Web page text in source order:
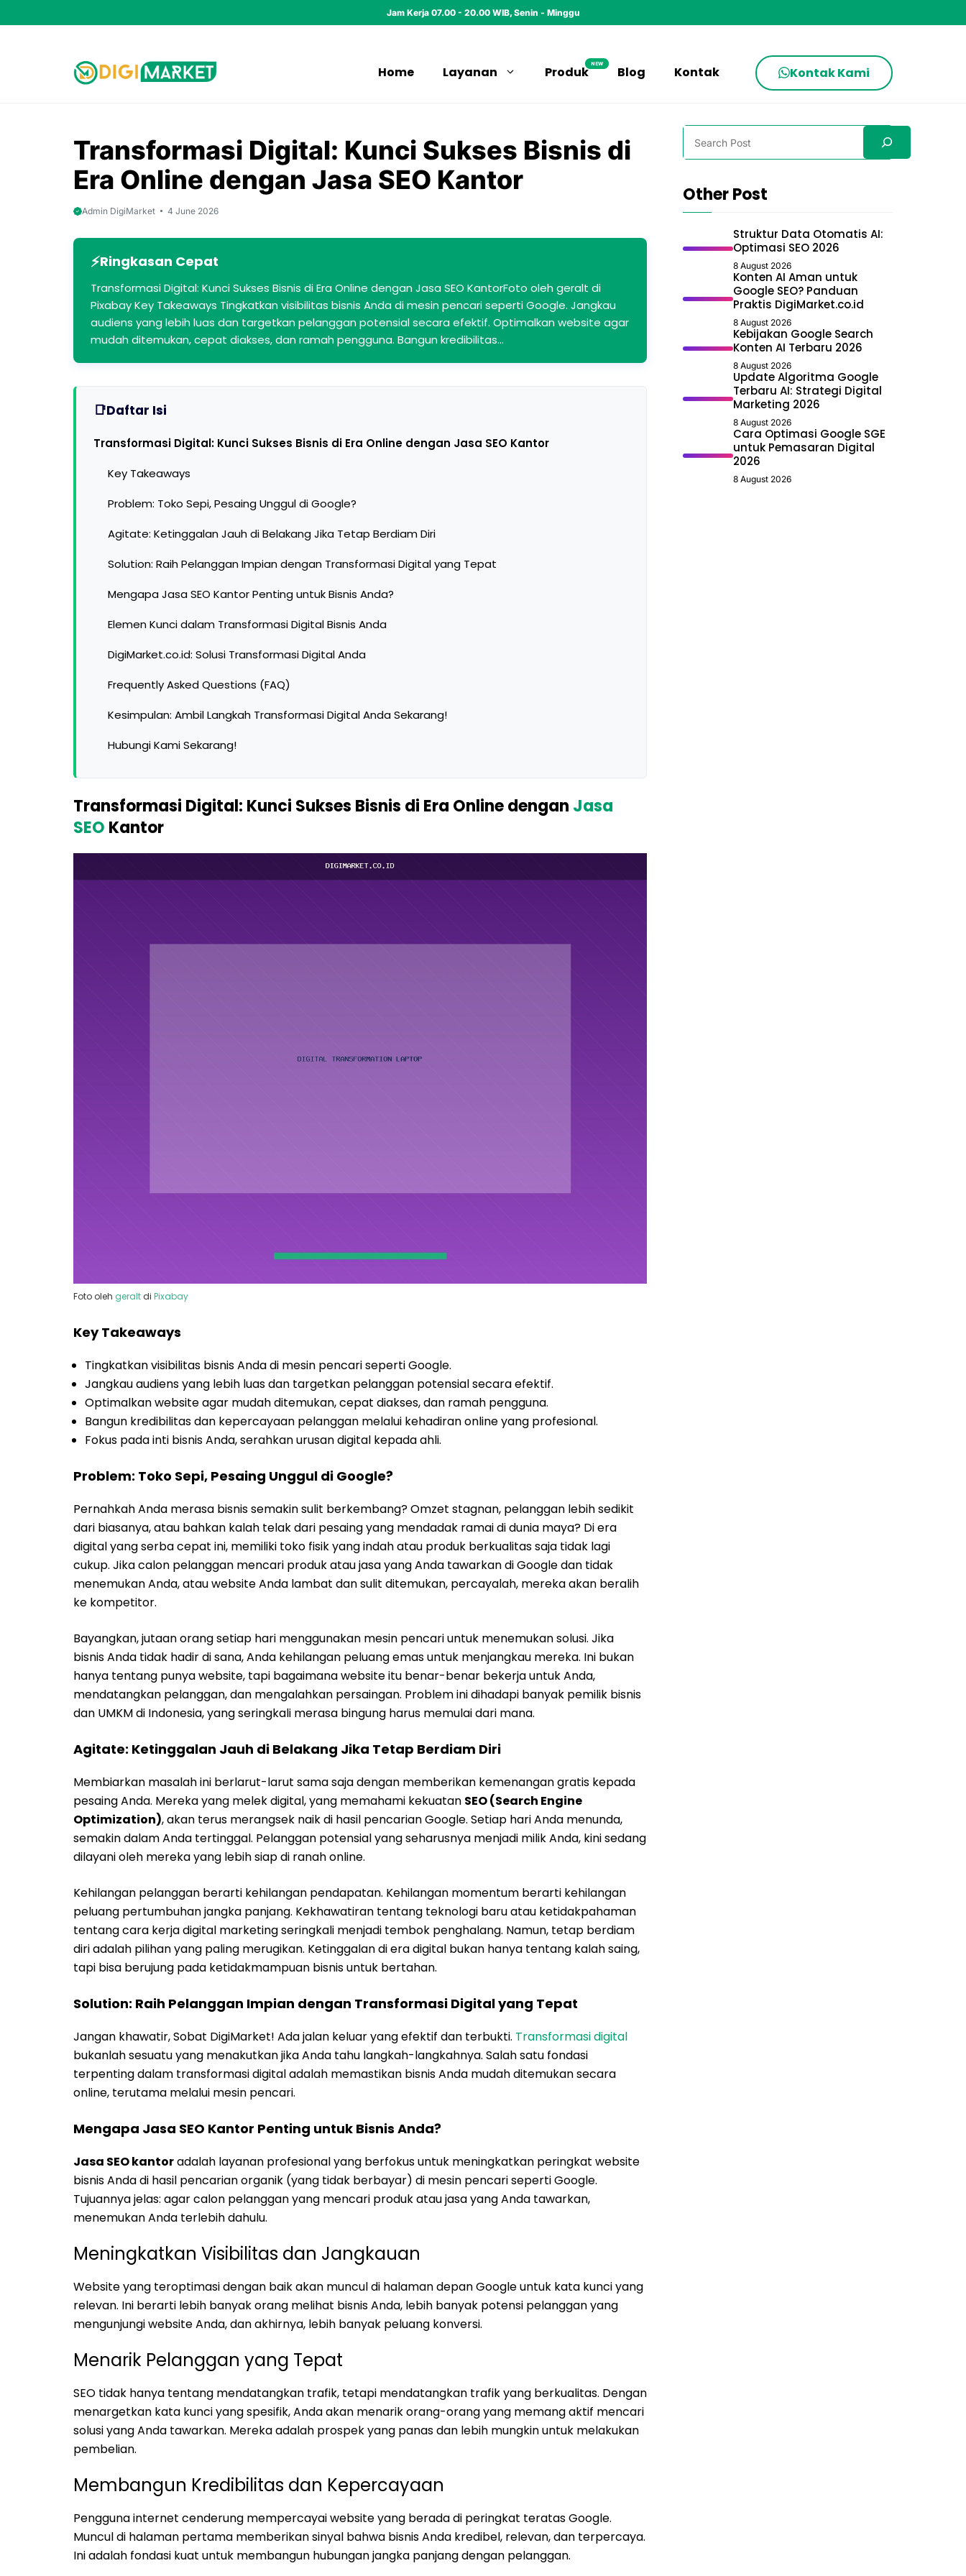
to
Jam Kerja 07.00 - 20.00 WIB, Senin - Minggu
Home Layanan Produk
NEW
Blog Kontak Kontak Kami
Transformasi Digital: Kunci Sukses Bisnis di
Era Online dengan Jasa SEO Kantor
Admin DigiMarket 4 June 2026
Ringkasan Cepat
Transformasi Digital: Kunci Sukses Bisnis di Era Online dengan Jasa SEO KantorFoto oleh geralt di
Pixabay Key Takeaways Tingkatkan visibilitas bisnis Anda di mesin pencari seperti Google. Jangkau
audiens yang lebih luas dan targetkan pelanggan potensial secara efektif. Optimalkan website agar
mudah ditemukan, cepat diakses, dan ramah pengguna. Bangun kredibilitas…
Daftar Isi
Transformasi Digital: Kunci Sukses Bisnis di Era Online dengan Jasa SEO Kantor
Key Takeaways
Problem: Toko Sepi, Pesaing Unggul di Google?
Agitate: Ketinggalan Jauh di Belakang Jika Tetap Berdiam Diri
Solution: Raih Pelanggan Impian dengan Transformasi Digital yang Tepat
Mengapa Jasa SEO Kantor Penting untuk Bisnis Anda?
Elemen Kunci dalam Transformasi Digital Bisnis Anda
DigiMarket.co.id: Solusi Transformasi Digital Anda
Frequently Asked Questions (FAQ)
Kesimpulan: Ambil Langkah Transformasi Digital Anda Sekarang!
Hubungi Kami Sekarang!
Transformasi Digital: Kunci Sukses Bisnis di Era Online dengan Jasa
SEO Kantor
Foto oleh geralt di Pixabay
Key Takeaways
Tingkatkan visibilitas bisnis Anda di mesin pencari seperti Google.
Jangkau audiens yang lebih luas dan targetkan pelanggan potensial secara efektif.
Optimalkan website agar mudah ditemukan, cepat diakses, dan ramah pengguna.
Bangun kredibilitas dan kepercayaan pelanggan melalui kehadiran online yang profesional.
Fokus pada inti bisnis Anda, serahkan urusan digital kepada ahli.
Problem: Toko Sepi, Pesaing Unggul di Google?
Pernahkah Anda merasa bisnis semakin sulit berkembang? Omzet stagnan, pelanggan lebih sedikit
dari biasanya, atau bahkan kalah telak dari pesaing yang mendadak ramai di dunia maya? Di era
digital yang serba cepat ini, memiliki toko fisik yang indah atau produk berkualitas saja tidak lagi
cukup. Jika calon pelanggan mencari produk atau jasa yang Anda tawarkan di Google dan tidak
menemukan Anda, atau website Anda lambat dan sulit ditemukan, percayalah, mereka akan beralih
ke kompetitor.
Bayangkan, jutaan orang setiap hari menggunakan mesin pencari untuk menemukan solusi. Jika
bisnis Anda tidak hadir di sana, Anda kehilangan peluang emas untuk menjangkau mereka. Ini bukan
hanya tentang punya website, tapi bagaimana website itu benar-benar bekerja untuk Anda,
mendatangkan pelanggan, dan mengalahkan persaingan. Problem ini dihadapi banyak pemilik bisnis
dan UMKM di Indonesia, yang seringkali merasa bingung harus memulai dari mana.
Agitate: Ketinggalan Jauh di Belakang Jika Tetap Berdiam Diri
Membiarkan masalah ini berlarut-larut sama saja dengan memberikan kemenangan gratis kepada
pesaing Anda. Mereka yang melek digital, yang memahami kekuatan SEO (Search Engine
Optimization), akan terus merangsek naik di hasil pencarian Google. Setiap hari Anda menunda,
semakin dalam Anda tertinggal. Pelanggan potensial yang seharusnya menjadi milik Anda, kini sedang
dilayani oleh mereka yang lebih siap di ranah online.
Kehilangan pelanggan berarti kehilangan pendapatan. Kehilangan momentum berarti kehilangan
peluang pertumbuhan jangka panjang. Kekhawatiran tentang teknologi baru atau ketidakpahaman
tentang cara kerja digital marketing seringkali menjadi tembok penghalang. Namun, tetap berdiam
diri adalah pilihan yang paling merugikan. Ketinggalan di era digital bukan hanya tentang kalah saing,
tapi bisa berujung pada ketidakmampuan bisnis untuk bertahan.
Solution: Raih Pelanggan Impian dengan Transformasi Digital yang Tepat
Jangan khawatir, Sobat DigiMarket! Ada jalan keluar yang efektif dan terbukti. Transformasi digital
bukanlah sesuatu yang menakutkan jika Anda tahu langkah-langkahnya. Salah satu fondasi
terpenting dalam transformasi digital adalah memastikan bisnis Anda mudah ditemukan secara
online, terutama melalui mesin pencari.
Mengapa Jasa SEO Kantor Penting untuk Bisnis Anda?
Jasa SEO kantoradalah layanan profesional yang berfokus untuk meningkatkan peringkat website
bisnis Anda di hasil pencarian organik (yang tidak berbayar) di mesin pencari seperti Google.
Tujuannya jelas: agar calon pelanggan yang mencari produk atau jasa yang Anda tawarkan,
menemukan Anda terlebih dahulu.
Meningkatkan Visibilitas dan Jangkauan
Website yang teroptimasi dengan baik akan muncul di halaman depan Google untuk kata kunci yang
relevan. Ini berarti lebih banyak orang melihat bisnis Anda, lebih banyak potensi pelanggan yang
mengunjungi website Anda, dan akhirnya, lebih banyak peluang konversi.
Menarik Pelanggan yang Tepat
SEO tidak hanya tentang mendatangkan trafik, tetapi mendatangkan trafik yang berkualitas. Dengan
menargetkan kata kunci yang spesifik, Anda akan menarik orang-orang yang memang aktif mencari
solusi yang Anda tawarkan. Mereka adalah prospek yang panas dan lebih mungkin untuk melakukan
pembelian.
Membangun Kredibilitas dan Kepercayaan
Pengguna internet cenderung mempercayai website yang berada di peringkat teratas Google.
Muncul di halaman pertama memberikan sinyal bahwa bisnis Anda kredibel, relevan, dan terpercaya.
Ini adalah fondasi kuat untuk membangun hubungan jangka panjang dengan pelanggan.
Search
Other Post
Struktur Data Otomatis AI:
Optimasi SEO 2026
8 August 2026
Konten AI Aman untuk
Google SEO? Panduan
Praktis DigiMarket.co.id
8 August 2026
Kebijakan Google Search
Konten AI Terbaru 2026
8 August 2026
Update Algoritma Google
Terbaru AI: Strategi Digital
Marketing 2026
8 August 2026
Cara Optimasi Google SGE
untuk Pemasaran Digital
2026
8 August 2026